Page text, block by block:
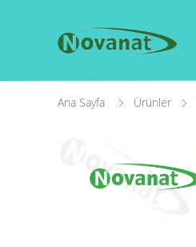
Ana Sayfa Ürünler